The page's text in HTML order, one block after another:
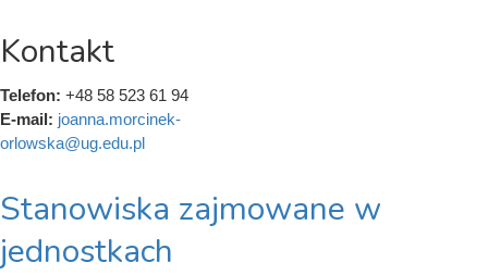
Kontakt
Telefon: +48 58 523 61 94
E-mail: joanna.morcinek-
orlowska@ug.edu.pl
Stanowiska zajmowane w
jednostkach